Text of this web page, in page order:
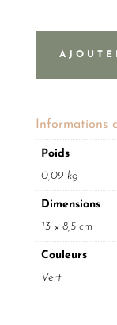
Informations
Poids
0,09 kg
Dimensions
13 × 8,5 cm
Couleurs
Vert